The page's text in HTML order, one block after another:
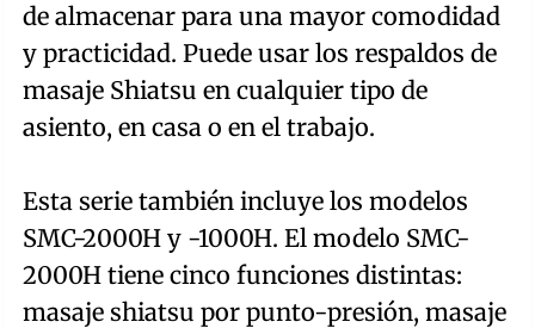
de almacenar para una mayor comodidad
y practicidad. Puede usar los respaldos de
masaje Shiatsu en cualquier tipo de
asiento, en casa o en el trabajo.
Esta serie también incluye los modelos
SMC-2000H y -1000H. El modelo SMC-
2000H tiene cinco funciones distintas:
masaje shiatsu por punto-presión, masaje